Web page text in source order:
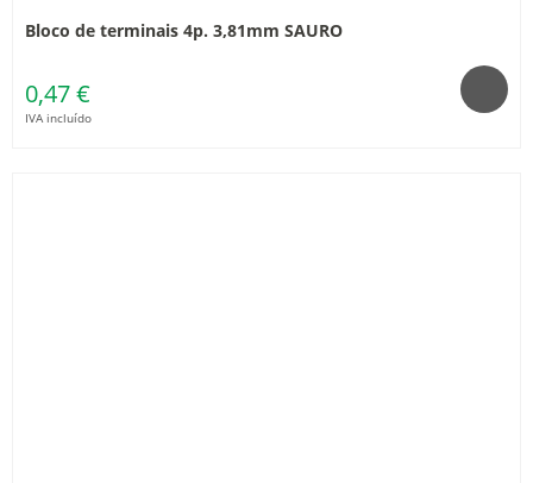
Bloco de terminais 4p. 3,81mm SAURO
0,47 €
IVA incluído